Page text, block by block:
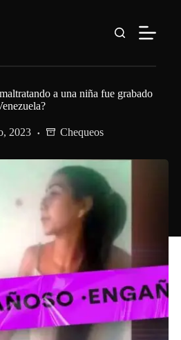
a una niña fue grabado
2023 Chequeos